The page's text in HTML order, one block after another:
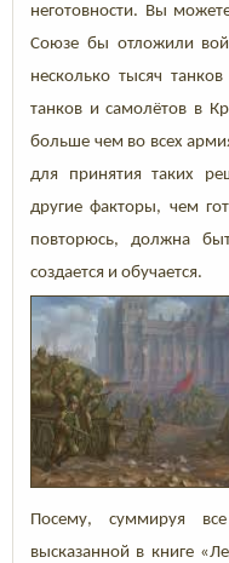
неготовности. Вы
Союзе бы отложили
несколько тысяч
танков и самолётов в
больше чем во всех
для принятия таких
другие факторы, чем
повторюсь, должна
создается и обучается.
Посему, суммируя
высказанной в книге